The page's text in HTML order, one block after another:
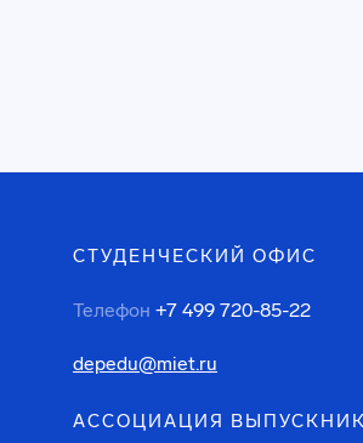
СТУДЕНЧЕСКИЙ ОФИС
Телефон +7 499 720-85-22
depedu@miet.ru
АССОЦИАЦИЯ